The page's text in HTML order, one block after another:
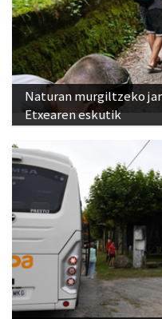
Naturan murgiltzeko
Etxearen eskutik